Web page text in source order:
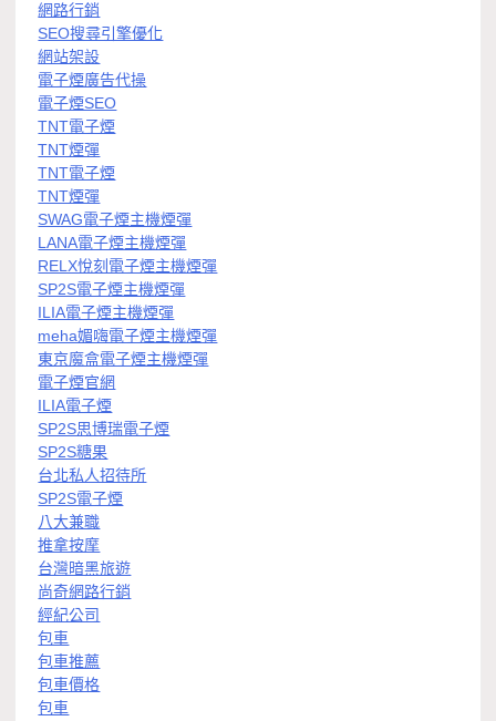
網路行銷
SEO搜尋引擎優化
網站架設
電子煙廣告代操
電子煙SEO
TNT電子煙
TNT煙彈
TNT電子煙
TNT煙彈
SWAG電子煙主機煙彈
LANA電子煙主機煙彈
RELX悅刻電子煙主機煙彈
SP2S電子煙主機煙彈
ILIA電子煙主機煙彈
meha媚嗨電子煙主機煙彈
東京魔盒電子煙主機煙彈
電子煙官網
ILIA電子煙
SP2S思博瑞電子煙
SP2S糖果
台北私人招待所
SP2S電子煙
八大兼職
推拿按摩
台灣暗黑旅遊
尚奇網路行銷
經紀公司
包車
包車推薦
包車價格
包車